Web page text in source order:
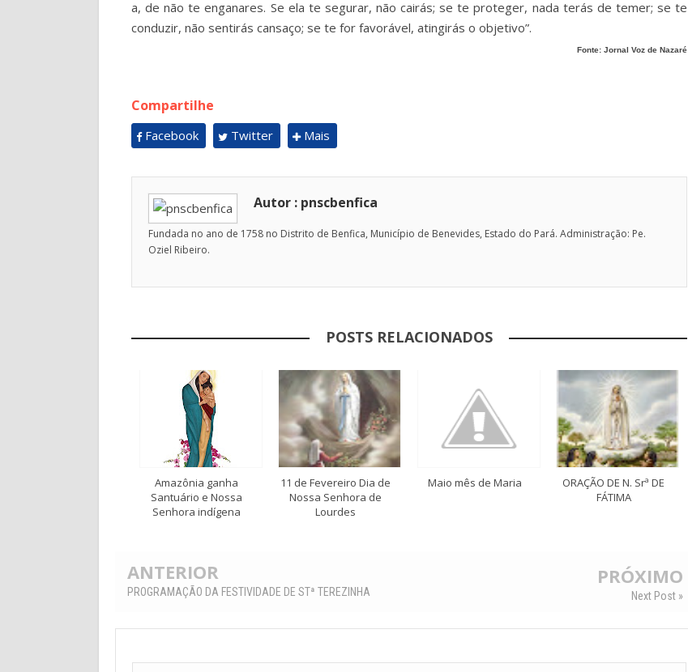
a, de não te enganares. Se ela te segurar, não cairás; se te proteger, nada terás de temer; se te
conduzir, não sentirás cansaço; se te for favorável, atingirás o objetivo”.
Fonte: Jornal Voz de Nazaré
Compartilhe
Facebook Twitter Mais
Autor : pnscbenfica
Fundada no ano de 1758 no Distrito de Benfica, Município de Benevides, Estado do Pará. Administração: Pe.
Oziel Ribeiro.
POSTS RELACIONADOS
Amazônia ganha
Santuário e Nossa
Senhora indígena
11 de Fevereiro Dia de
Nossa Senhora de
Lourdes
Maio mês de Maria
ORAÇÃO DE N. Srª DE
FÁTIMA
ANTERIOR
PROGRAMAÇÃO DA FESTIVIDADE DE STª TEREZINHA
PRÓXIMO
Next Post »